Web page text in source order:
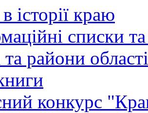
історії краю
списки
райони області
конкурс